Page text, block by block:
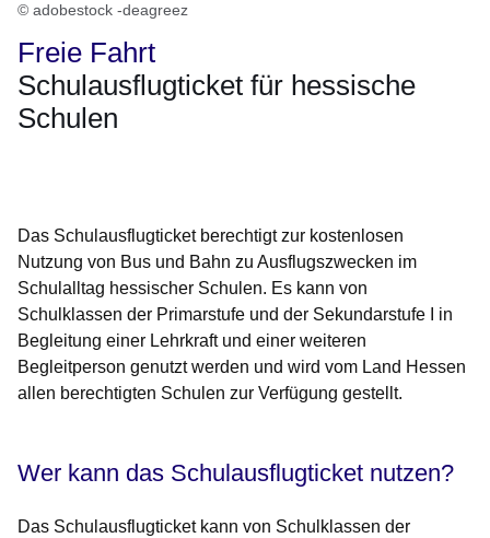
© adobestock -deagreez
Freie Fahrt
Schulausflugticket für hessische
Schulen
Das Schulausflugticket berechtigt zur kostenlosen
Nutzung von Bus und Bahn zu Ausflugszwecken im
Schulalltag hessischer Schulen. Es kann von
Schulklassen der Primarstufe und der Sekundarstufe I in
Begleitung einer Lehrkraft und einer weiteren
Begleitperson genutzt werden und wird vom Land Hessen
allen berechtigten Schulen zur Verfügung gestellt.
Wer kann das Schulausflugticket nutzen?
Das Schulausflugticket kann von Schulklassen der